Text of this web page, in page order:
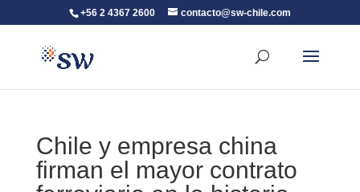
+56 2 4367 2600 contacto@sw-chile.com
Chile y empresa china
firman el mayor contrato